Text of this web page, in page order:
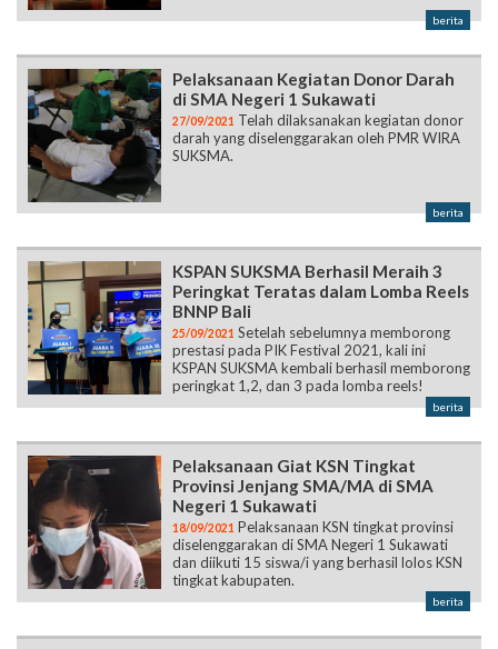
berita
Pelaksanaan Kegiatan Donor Darah
di SMA Negeri 1 Sukawati
27/09/2021 Telah dilaksanakan kegiatan donor
darah yang diselenggarakan oleh PMR WIRA
SUKSMA.
berita
KSPAN SUKSMA Berhasil Meraih 3
Peringkat Teratas dalam Lomba Reels
BNNP Bali
25/09/2021 Setelah sebelumnya memborong
prestasi pada PIK Festival 2021, kali ini
KSPAN SUKSMA kembali berhasil memborong
peringkat 1,2, dan 3 pada lomba reels!
berita
Pelaksanaan Giat KSN Tingkat
Provinsi Jenjang SMA/MA di SMA
Negeri 1 Sukawati
18/09/2021 Pelaksanaan KSN tingkat provinsi
diselenggarakan di SMA Negeri 1 Sukawati
dan diikuti 15 siswa/i yang berhasil lolos KSN
tingkat kabupaten.
berita